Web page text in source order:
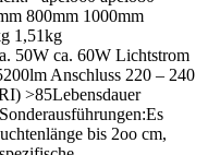
800mm 1000mm
1,51kg
50W ca. 60W Lichtstrom
Anschluss 220 – 240
>85Lebensdauer
bis 2oo cm,